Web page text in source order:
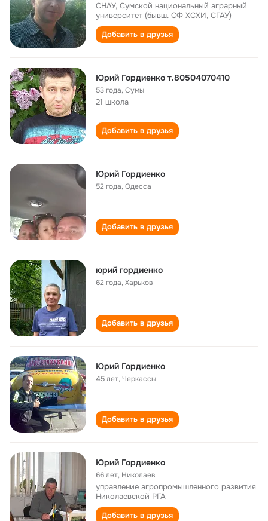
СНАУ, Сумской национальный аграрный
университет (бывш. СФ ХСХИ, СГАУ)
Добавить в друзья
Юрий Гордиенко т.80504070410
53 года,Сумы
21 школа
Добавить в друзья
Юрий Гордиенко
52 года,Одесса
Добавить в друзья
юрий гордиенко
62 года,Харьков
Добавить в друзья
Юрий Гордиенко
45 лет,Черкассы
Добавить в друзья
Юрий Гордиенко
66 лет, Николаев
управление агропромышленного развития
Николаевской РГА
Добавить в друзья